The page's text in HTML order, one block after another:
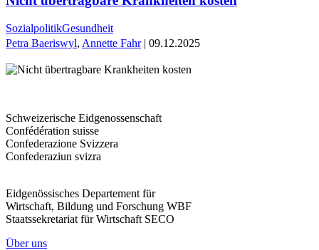
SozialpolitikGesundheit
Petra Baeriswyl, Annette Fahr| 09.12.2025
Schweizerische Eidgenossenschaft
Confédération suisse
Confederazione Svizzera
Confederaziun svizra
Eidgenössisches Departement für
Wirtschaft, Bildung und Forschung WBF
Staatssekretariat für Wirtschaft SECO
Über uns